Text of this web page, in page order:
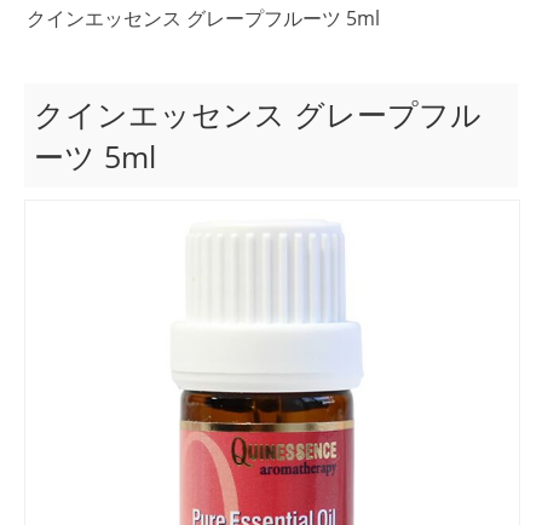
クインエッセンス グレープフルーツ 5ml
クインエッセンス グレープフル
ーツ 5ml